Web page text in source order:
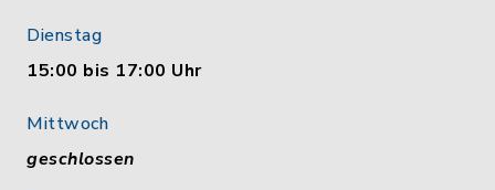
Dienstag
15:00 bis 17:00 Uhr
Mittwoch
geschlossen